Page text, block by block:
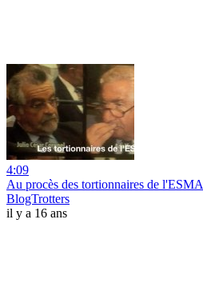
4:09
Au procès des tortionnaires de l'ESMA
BlogTrotters
il y a 16 ans